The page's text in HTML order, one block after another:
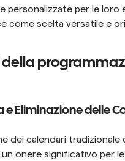
personalizzate per le
come scelta versatile e
e Eliminazione delle
dei calendari
onere significativo per